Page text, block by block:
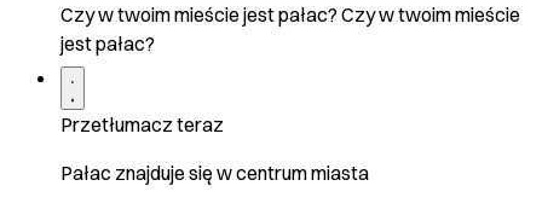
Czy w twoim mieście jest pałac? Czy w twoim mieście
jest pałac?
Przetłumacz teraz
Pałac znajduje się w centrum miasta